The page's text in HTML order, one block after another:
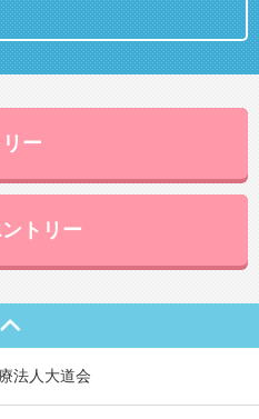
ー
トリー
法人大道会